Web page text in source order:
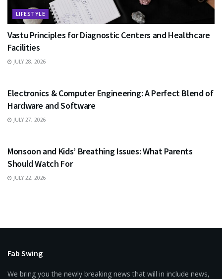
LIFESTYLE
Vastu Principles for Diagnostic Centers and Healthcare
Facilities
JULY 28, 2026
Electronics & Computer Engineering: A Perfect Blend of
Hardware and Software
JULY 27, 2026
Monsoon and Kids’ Breathing Issues: What Parents
Should Watch For
JULY 22, 2026
Fab Swing
We bring you the newly breaking news that will in include news,